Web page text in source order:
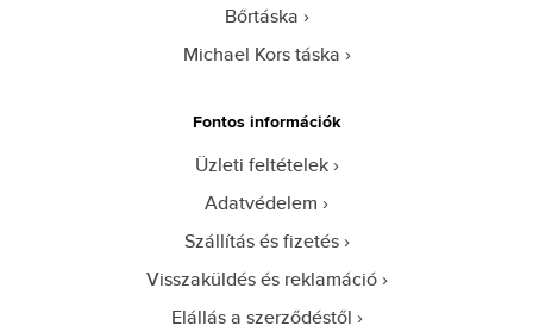
Bőrtáska
Michael Kors táska
Fontos információk
Üzleti feltételek
Adatvédelem
Szállítás és fizetés
Visszaküldés és reklamáció
Elállás a szerződéstől